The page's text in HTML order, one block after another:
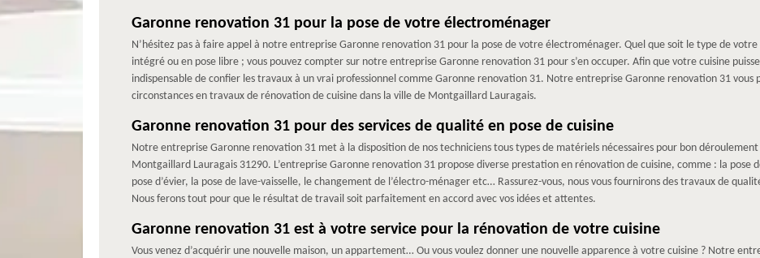
Garonne renovation 31 pour la pose de votre électroménager
N’hésitez pas à faire appel à notre entreprise Garonne renovation 31 pour la pose de votre électroménager. Quel que soit le type de
intégré ou en pose libre ; vous pouvez compter sur notre entreprise Garonne renovation 31 pour s’en occuper. Afin que votre cuisine
indispensable de confier les travaux à un vrai professionnel comme Garonne renovation 31. Notre entreprise Garonne renovation 31 vous
circonstances en travaux de rénovation de cuisine dans la ville de Montgaillard Lauragais.
Garonne renovation 31 pour des services de qualité en pose de cuisine
Notre entreprise Garonne renovation 31 met à la disposition de nos techniciens tous types de matériels nécessaires pour bon
Montgaillard Lauragais 31290. L’entreprise Garonne renovation 31 propose diverse prestation en rénovation de cuisine, comme : la pose
pose d’évier, la pose de lave-vaisselle, le changement de l’électro-ménager etc… Rassurez-vous, nous vous fournirons des travaux de
Nous ferons tout pour que le résultat de travail soit parfaitement en accord avec vos idées et attentes.
Garonne renovation 31 est à votre service pour la rénovation de votre cuisine
Vous venez d’acquérir une nouvelle maison, un appartement… Ou vous voulez donner une nouvelle apparence à votre cuisine ? Notre